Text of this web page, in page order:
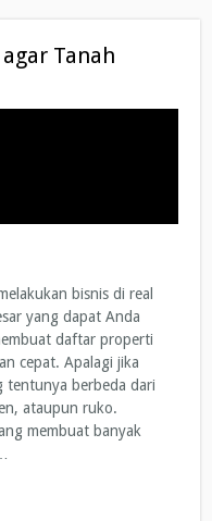
Tanah
bisnis di real
yang dapat Anda
daftar properti
cepat. Apalagi jika
tentunya berbeda dari
ataupun ruko.
membuat banyak